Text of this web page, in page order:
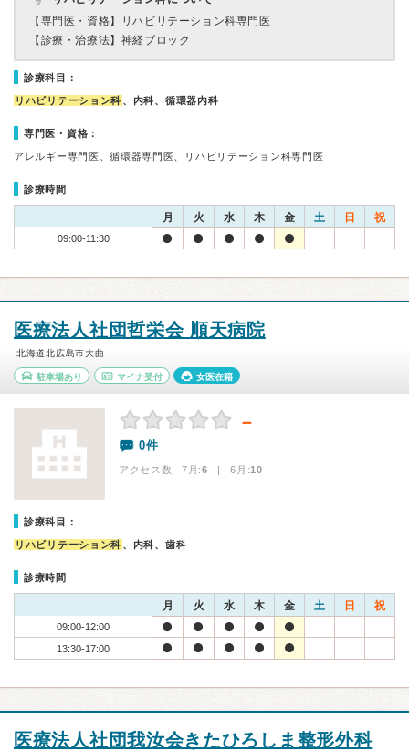
【専門医・資格】
リハビリテーション科専門医
【診療・治療法】 神経ブロック
診療科目：
リハビリテーション科 、内科、循環器内科
専門医・資格：
アレルギー専門医、循環器専門医、リハビリテーション科専門医
診療時間
月 火 水 木 金 土 日 祝
09:00-11:30
医療法人社団哲栄会 順天病院
北海道北広島市大曲
駐車場あり マイナ受付 女医在籍
－
0件
アクセス数 7月:6 | 6月:10
診療科目：
リハビリテーション科 、内科、歯科
診療時間
月 火 水 木 金 土 日 祝
09:00-12:00
13:30-17:00
医療法人社団我汝会きたひろしま整形外科